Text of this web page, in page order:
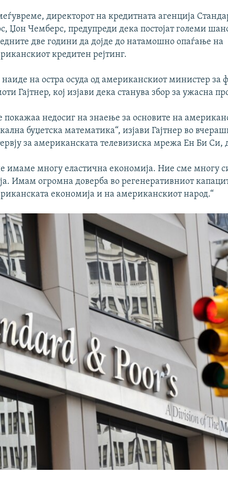
директорот на кредитната агенција
Џон Чемберс, предупреди дека постојат големи
две години да дојде до натамошно опаѓање на
кредитен рејтинг.
наиде на остра осуда од американскиот министер за
Гајтнер, кој изјави дека станува збор за ужасна
покажаа недосиг на знаење за основите на
буџетска математика“, изјави Гајтнер во
за американската телевизиска мрежа Ен Би Си,
имаме многу еластична економија. Ние сме многу
Имам огромна доверба во регенеративниот
економија и на американскиот народ.“